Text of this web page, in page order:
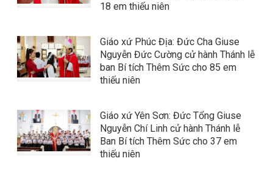
18 em thiếu niên
Giáo xứ Phúc Địa: Đức Cha Giuse
Nguyễn Đức Cường cử hành Thánh lễ
ban Bí tích Thêm Sức cho 85 em
thiếu niên
Giáo xứ Yên Sơn: Đức Tổng Giuse
Nguyễn Chí Linh cử hành Thánh lễ
Ban Bí tích Thêm Sức cho 37 em
thiếu niên